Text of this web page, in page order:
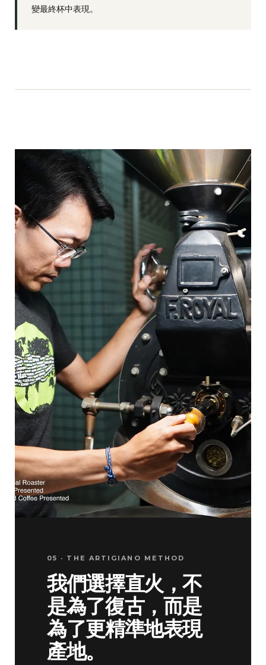
變最終杯中表現。
05 · THE ARTIGIANO METHOD
我們選擇直火，不
是為了復古，而是
為了更精準地表現
產地。